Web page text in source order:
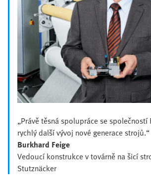
„Právě těsná spolupráce se
rychlý další vývoj nové generace strojů.“
Burkhard Feige
Vedoucí konstrukce v továrně na šicí
Stutznäcker